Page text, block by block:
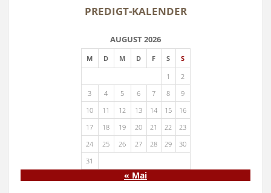
PREDIGT-KALENDER
AUGUST 2026
M D M D F S
S
1
2
3
4 5 6 7 8
9
10
11 12 13 14 15
16
17
18 19 20 21 22
23
24
25 26 27 28 29
30
31
« Mai